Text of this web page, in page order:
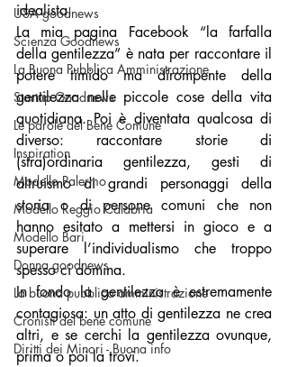
USA goodnews
Scienza Goodnews
La Buona Pubblica Amministrazione
Startup Goodnews
Le parole del Bene Comune
Inspiration
Modello Palermo
Modello Reggio Calabria
Modello Bari
Donna goodnews
La buona pubblica amministrazione
Cronisti del bene comune
Diritti dei Minori - Buona info
idealista.
La mia pagina Facebook “la farfalla
della gentilezza” è nata per raccontare il
potere timido ma dirompente della
gentilezza nelle piccole cose della vita
quotidiana. Poi è diventata qualcosa di
diverso: raccontare storie di
(stra)ordinaria gentilezza, gesti di
altruismo di grandi personaggi della
storia o di persone comuni che non
hanno esitato a mettersi in gioco e a
superare l’individualismo che troppo
spesso ci domina.
In fondo la gentilezza è estremamente
contagiosa: un atto di gentilezza ne crea
altri, e se cerchi la gentilezza ovunque,
prima o poi la trovi.